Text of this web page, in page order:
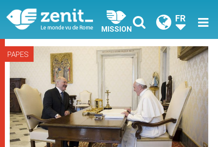
MISSION
FR
PAPES